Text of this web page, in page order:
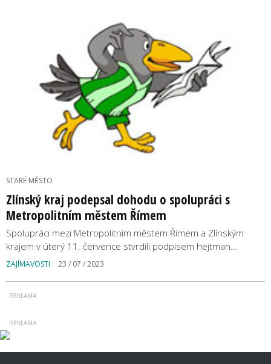
STARÉ MĚSTO
Zlínský kraj podepsal dohodu o spolupráci s
Metropolitním městem Římem
Spolupráci mezi Metropolitním městem Římem a Zlínským
krajem v úterý 11. července stvrdili podpisem hejtman…
ZAJÍMAVOSTI 23 / 07 / 2023